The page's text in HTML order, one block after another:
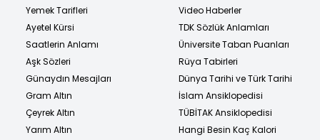
Yemek Tarifleri
Ayetel Kürsi
Saatlerin Anlamı
Aşk Sözleri
Günaydın Mesajları
Gram Altın
Çeyrek Altın
Yarım Altın
Video Haberler
TDK Sözlük Anlamları
Üniversite Taban Puanları
Rüya Tabirleri
Dünya Tarihi ve Türk Tarihi
İslam Ansiklopedisi
TÜBİTAK Ansiklopedisi
Hangi Besin Kaç Kalori